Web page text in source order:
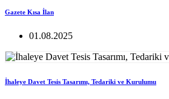
Gazete Kısa İlan
01.08.2025
İhaleye Davet Tesis Tasarımı, Tedariki ve Kurulumu